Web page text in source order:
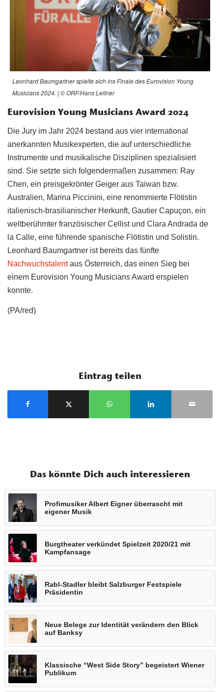
Leonhard Baumgartner spielte sich ins Finale des Eurovision Young
Musicians 2024. | © ORF/Hans Leitner
Eurovision Young Musicians Award 2024
Die Jury im Jahr 2024 bestand aus vier international
anerkannten Musikexperten, die auf unterschiedliche
Instrumente und musikalische Disziplinen spezialisiert
sind. Sie setzte sich folgendermaßen zusammen: Ray
Chen, ein preisgekrönter Geiger aus Taiwan bzw.
Australien, Marina Piccinini, eine renommierte Flötistin
italienisch-brasilianischer Herkunft, Gautier Capuçon, ein
weltberühmter französischer Cellist und Clara Andrada de
la Calle, eine führende spanische Flötistin und Solistin.
Leonhard Baumgartner ist bereits das fünfte
Nachwuchstalentaus Österreich, das einen Sieg bei
einem Eurovision Young Musicians Award erspielen
konnte.
(PA/red)
Eintrag teilen
Das könnte Dich auch interessieren
Profimusiker Albert Eigner überrascht mit
eigener Musik
Burgtheater verkündet Spielzeit 2020/21 mit
Kampfansage
Rabl-Stadler bleibt Salzburger Festspiele
Präsidentin
Neue Belege zur Identität verändern den Blick
auf Banksy
Klassische “West Side Story” begeistert Wiener
Publikum